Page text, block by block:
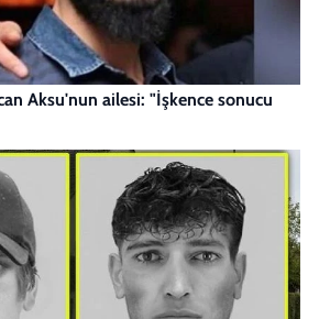
Aksu'nun ailesi: "İşkence sonucu